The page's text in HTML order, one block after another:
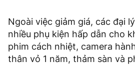
Ngoài việc giảm giá, các đại
nhiều phụ kiện hấp dẫn cho
phim cách nhiệt, camera
thân vỏ 1 năm, thảm sàn và